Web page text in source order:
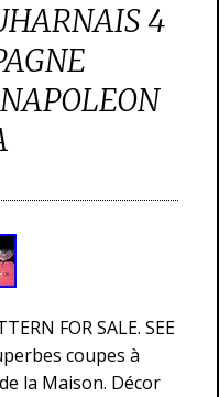
4
FOR SALE. SEE
coupes à
la Maison. Décor